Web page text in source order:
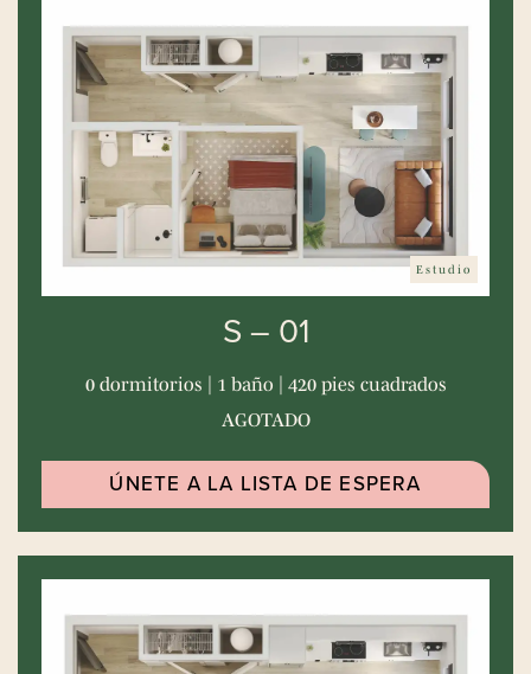
Estudio
S – 01
0 dormitorios | 1 baño | 420 pies cuadrados
AGOTADO
ÚNETE A LA LISTA DE ESPERA